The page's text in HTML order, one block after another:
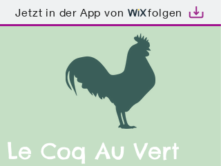
Jetzt in der App von folgen
Le Coq Au Vert